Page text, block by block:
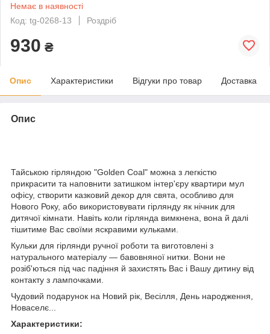
Немає в наявності
Код: tg-0268-13
Роздріб
930 ₴
Опис Характеристики Відгуки про товар Доставка
Опис
Тайською гірляндою "Golden Coal" можна з легкістю
прикрасити та наповнити затишком інтер'єру квартири мул
офісу, створити казковий декор для свята, особливо для
Нового Року, або використовувати гірлянду як нічник для
дитячої кімнати. Навіть коли гірлянда вимкнена, вона й далі
тішитиме Вас своїми яскравими кульками.
Кульки для гірлянди ручної роботи та виготовлені з
натурального матеріалу — бавовняної нитки. Вони не
розіб'ються під час падіння й захистять Вас і Вашу дитину від
контакту з лампочками.
Чудовий подарунок на Новий рік, Весілля, День народження,
Новаселє...
Характеристики: